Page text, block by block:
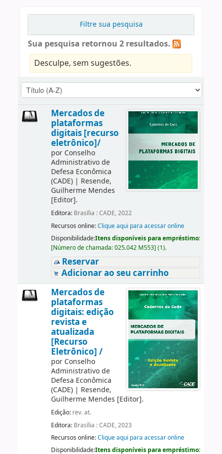
Filtre sua pesquisa
Sua pesquisa retornou 2 resultados.
Desculpe, sem sugestões.
Mercados de
plataformas
digitais [recurso
eletrônico]/
por Conselho
Administrativo de
Defesa Econômica
(CADE)| Resende,
Guilherme Mendes
[Editor].
Editora: Brasília : CADE, 2022
Recursos online:Clique aqui para acessar online
Disponibilidade:Itens disponíveis para empréstimo:
[Número de chamada:025.042 M553] (1).
Reservar
Adicionar ao seu carrinho
Mercados de
plataformas
digitais: edição
revista e
atualizada
[Recurso
Eletrônico] /
por Conselho
Administrativo de
Defesa Econômica
(CADE)| Resende,
Guilherme Mendes [Editor].
Edição: rev. at.
Editora: Brasília : CADE, 2023
Recursos online:Clique aqui para acessar online
Disponibilidade:Itens disponíveis para empréstimo: